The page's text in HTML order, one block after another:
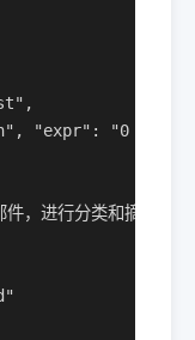
"expr": "0 8 *
，进行分类和摘要：